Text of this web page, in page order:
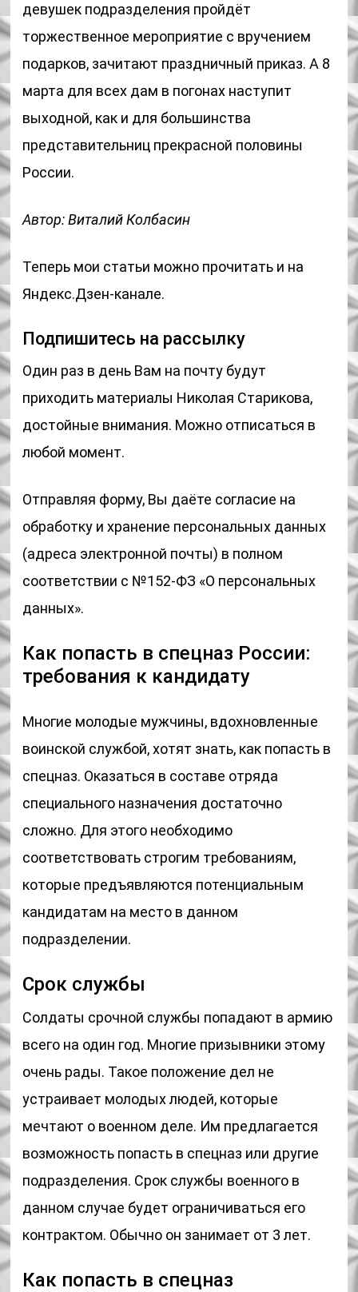
девушек подразделения пройдёт
торжественное мероприятие с вручением
подарков, зачитают праздничный приказ. А 8
марта для всех дам в погонах наступит
выходной, как и для большинства
представительниц прекрасной половины
России.
Автор: Виталий Колбасин
Теперь мои статьи можно прочитать и на
Яндекс.Дзен-канале.
Подпишитесь на рассылку
Один раз в день Вам на почту будут
приходить материалы Николая Старикова,
достойные внимания. Можно отписаться в
любой момент.
Отправляя форму, Вы даёте согласие на
обработку и хранениe персональных данных
(адреса электронной почты) в полном
соответствии с №152-ФЗ «О персональных
данных».
Как попасть в спецназ России:
требования к кандидату
Многие молодые мужчины, вдохновленные
воинской службой, хотят знать, как попасть в
спецназ. Оказаться в составе отряда
специального назначения достаточно
сложно. Для этого необходимо
соответствовать строгим требованиям,
которые предъявляются потенциальным
кандидатам на место в данном
подразделении.
Срок службы
Солдаты срочной службы попадают в армию
всего на один год. Многие призывники этому
очень рады. Такое положение дел не
устраивает молодых людей, которые
мечтают о военном деле. Им предлагается
возможность попасть в спецназ или другие
подразделения. Срок службы военного в
данном случае будет ограничиваться его
контрактом. Обычно он занимает от 3 лет.
Как попасть в спецназ